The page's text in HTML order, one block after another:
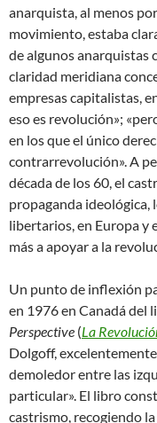
anarquista, al menos
movimiento, estaba
de algunos anarquistas
claridad meridiana
empresas capitalistas,
eso es revolución»;
en los que el único
contrarrevolución». A
década de los 60, el
propaganda ideológica,
libertarios, en Europa y
más a apoyar a la
Un punto de inflexión
en 1976 en Canadá del
Perspective (La
Dolgoff,
demoledor entre las
particular». El libro
castrismo, recogiendo